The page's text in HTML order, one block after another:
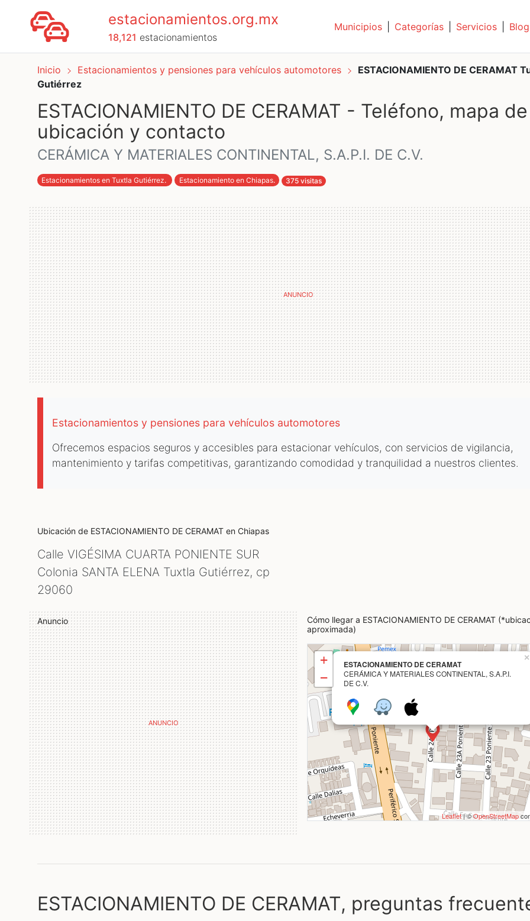
estacionamientos.org.mx
18,121 estacionamientos
Municipios Categorías Servicios Blog
Inicio Estacionamientos y pensiones para vehículos automotores
ESTACIONAMIENTO DE CERAMAT
Gutiérrez
ESTACIONAMIENTO DE CERAMAT - Teléfono, mapa de
ubicación y contacto
CERÁMICA Y MATERIALES CONTINENTAL, S.A.P.I. DE C.V.
Estacionamientos en Tuxtla Gutiérrez. Estacionamiento en Chiapas. 375 visitas
Estacionamientos y pensiones para vehículos automotores
Ofrecemos espacios seguros y accesibles para estacionar vehículos, con servicios de vigilancia,
mantenimiento y tarifas competitivas, garantizando comodidad y tranquilidad a nuestros clientes.
Ubicación de ESTACIONAMIENTO DE CERAMAT en Chiapas
Calle VIGÉSIMA CUARTA PONIENTE SUR
Colonia SANTA ELENA Tuxtla Gutiérrez, cp
29060
Anuncio
Cómo llegar a ESTACIONAMIENTO DE CERAMAT
aproximada)
ESTACIONAMIENTO DE CERAMAT
CERÁMICA Y MATERIALES CONTINENTAL, S.A.P.I.
DE C.V.
×
+
−
Leaflet| ©OpenStreetMap
ESTACIONAMIENTO DE CERAMAT, preguntas